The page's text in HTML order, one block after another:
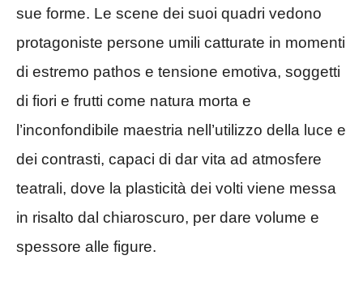
sue forme. Le scene dei suoi quadri vedono
protagoniste persone umili catturate in momenti
di estremo pathos e tensione emotiva, soggetti
di fiori e frutti come natura morta e
l’inconfondibile maestria nell’utilizzo della luce e
dei contrasti, capaci di dar vita ad atmosfere
teatrali, dove la plasticità dei volti viene messa
in risalto dal chiaroscuro, per dare volume e
spessore alle figure.